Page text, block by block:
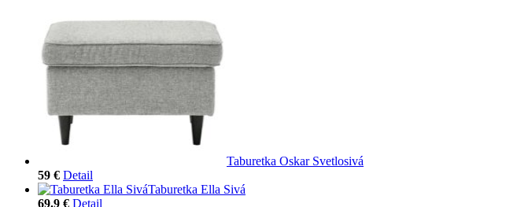
Taburetka Oskar Svetlosivá
59 € Detail
Taburetka Ella Sivá
69.9 € Detail